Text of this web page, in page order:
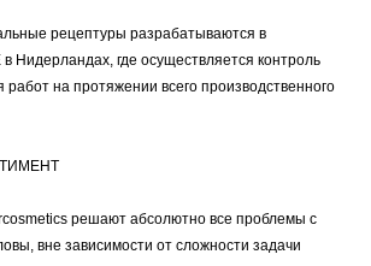
рецептуры разрабатываются в
Нидерландах, где осуществляется контроль
работ на протяжении всего производственного
решают абсолютно все проблемы с
вне зависимости от сложности задачи